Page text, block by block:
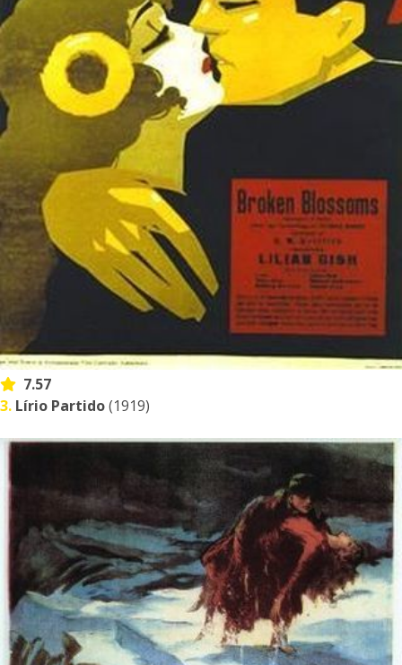
7.57
3. Lírio Partido(1919)